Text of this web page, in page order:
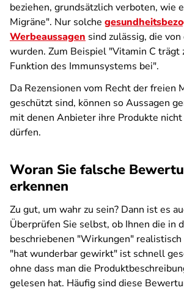
beziehen, grundsätzlich verboten, wie
Migräne". Nur solche
Werbeaussagen sind zulässig, die
wurden. Zum Beispiel "Vitamin C trägt
Funktion des Immunsystems bei".
Da Rezensionen vom Recht der freien
geschützt sind, können so Aussagen
mit denen Anbieter ihre Produkte
dürfen.
Woran Sie falsche
erkennen
Zu gut, um wahr zu sein? Dann ist es
Überprüfen Sie selbst, ob Ihnen die in
beschriebenen "Wirkungen" realistisch
"hat wunderbar gewirkt" ist schnell
ohne dass man die
gelesen hat. Häufig sind diese